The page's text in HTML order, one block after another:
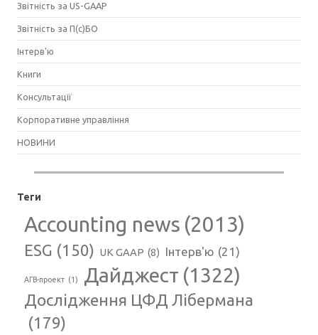
Звітність за US-GAAP
Звітність за П(с)БО
Інтерв'ю
Книги
Консультації
Корпоративне управління
НОВИНИ
Теги
Accounting news (2013)
ESG (150) UK GAAP (8) Інтерв'ю (21)
АГВ-проект (1) Дайджест (1322)
Дослідження ЦФД Лібермана
(179)